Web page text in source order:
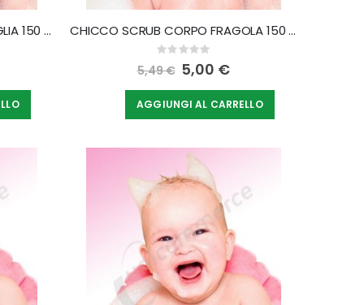
CHICCO CREMA CORPO VANIGLIA 150 ML CHICCO SCRUB CORPO FRAGOLA 150 ML
Rating:
0%
5,49 € Special
Price
5,00 €
AGGIUNGI AL CARRELLO